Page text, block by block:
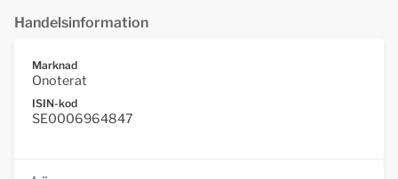
Handelsinformation
Marknad
Onoterat
ISIN-kod
SE0006964847